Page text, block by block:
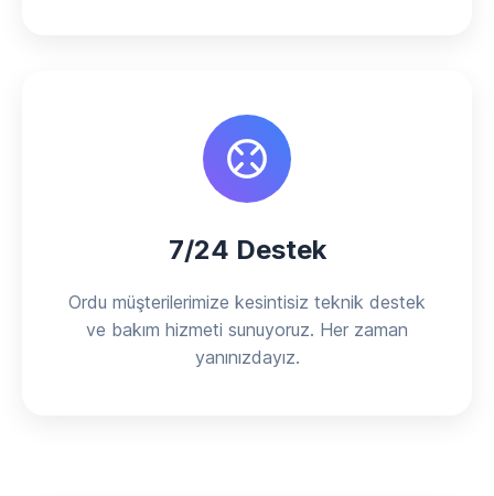
7/24 Destek
Ordu müşterilerimize kesintisiz teknik destek
ve bakım hizmeti sunuyoruz. Her zaman
yanınızdayız.